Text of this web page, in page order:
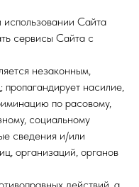
использовании Сайта
сервисы Сайта с
незаконным,
насилие,
по расовому,
социальному
сведения и/или
организаций, органов